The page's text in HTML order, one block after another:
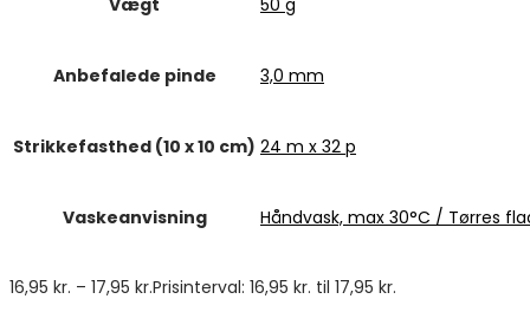
Anbefalede pinde 3,0 mm
Strikkefasthed (10 x 10 cm) 24 m x 32 p
Vaskeanvisning Håndvask, max 30°C / Tørres
16,95 kr. – 17,95 kr.Prisinterval: 16,95 kr. til 17,95 kr.